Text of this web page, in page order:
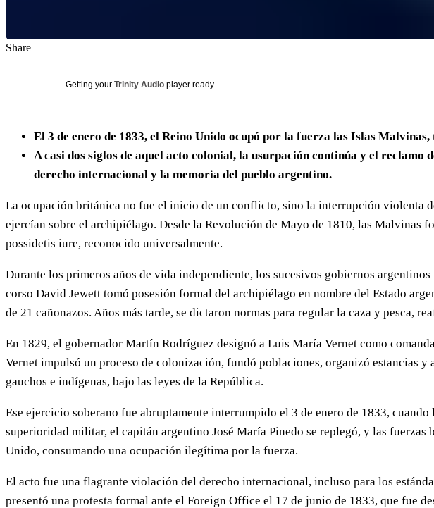
Share
Getting your Trinity Audio player ready...
El 3 de enero de 1833, el Reino Unido ocupó por la fuerza las Islas
A casi dos siglos de aquel acto colonial, la usurpación continúa y el reclamo
derecho internacional y la memoria del pueblo argentino.
La ocupación británica no fue el inicio de un conflicto, sino la interrupción violenta
ejercían sobre el archipiélago. Desde la Revolución de Mayo de 1810, las
possidetis iure, reconocido universalmente.
Durante los primeros años de vida independiente, los sucesivos gobiernos
corso David Jewett tomó posesión formal del archipiélago en nombre del Estado
de 21 cañonazos. Años más tarde, se dictaron normas para regular la caza y pesca,
En 1829, el gobernador Martín Rodríguez designó a Luis María Vernet como
Vernet impulsó un proceso de colonización, fundó poblaciones, organizó estancias
gauchos e indígenas, bajo las leyes de la República.
Ese ejercicio soberano fue abruptamente interrumpido el 3 de enero de 1833,
superioridad militar, el capitán argentino José María Pinedo se replegó, y las
Unido, consumando una ocupación ilegítima por la fuerza.
El acto fue una flagrante violación del derecho internacional, incluso para los
presentó una protesta formal ante el Foreign Office el 17 de junio de 1833, que fue